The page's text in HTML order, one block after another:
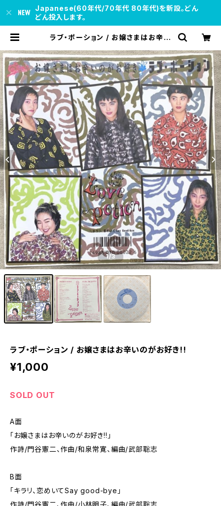
Japanese(60年代/70年代 80年代)を新設。どん
どん投入します。
ラブ・ポーション / お嬢さまはお辛い
rds
1/3
ラブ・ポーション / お嬢さまはお辛いのがお好き!!
¥1,000
SOLD OUT
A面
「お嬢さまはお辛いのがお好き!!」
作詩/門谷憲二、作曲/和泉常寛、編曲/武部聡志
B面
「キラリ、恋めいてSay good-bye」
作詩/門谷憲二、作曲/小林明子、編曲/武部聡志